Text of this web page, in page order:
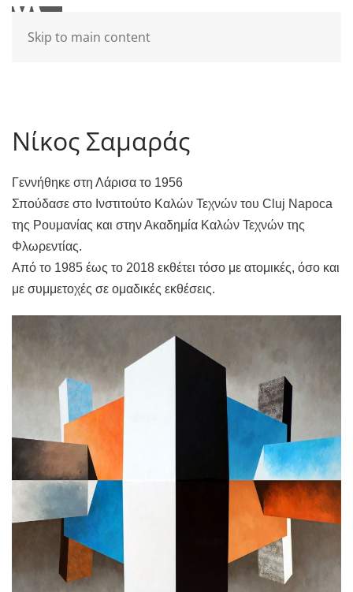
Skip to main content
Νίκος Σαμαράς
Γεννήθηκε στη Λάρισα το 1956
Σπούδασε στο Ινστιτούτο Καλών Τεχνών του Cluj Napoca
της Ρουμανίας και στην Ακαδημία Καλών Τεχνών της
Φλωρεντίας.
Από το 1985 έως το 2018 εκθέτει τόσο με ατομικές, όσο και
με συμμετοχές σε ομαδικές εκθέσεις.
L.B. MIRAGE
Ακρυλικό σε καμβά